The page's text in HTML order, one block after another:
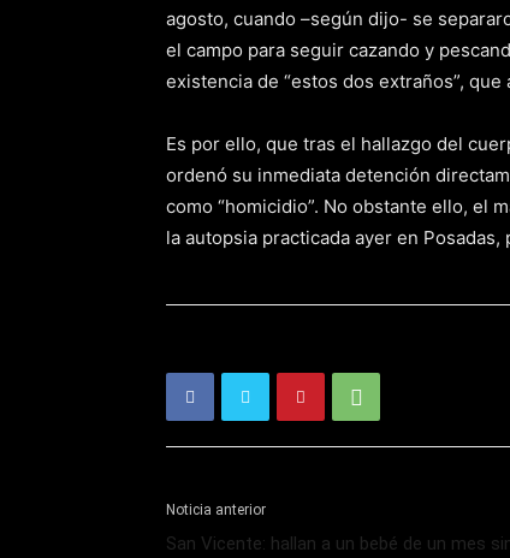
agosto, cuando –según dijo- se
el campo para seguir cazando y
existencia de “estos dos extraños”,
Es por ello, que tras el hallazgo del
ordenó su inmediata detención
como “homicidio”. No obstante ello, el
la autopsia practicada ayer en
Noticia anterior
San Vicente: hallan a un bebé de un mes